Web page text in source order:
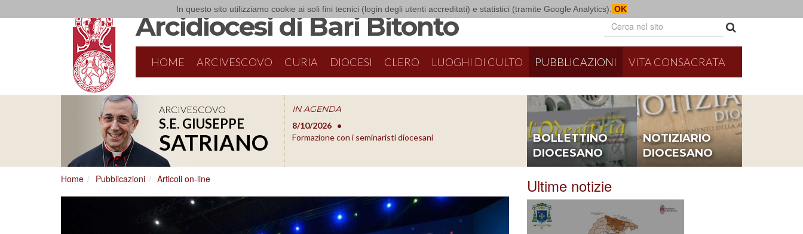
In questo sito utilizziamo cookie ai soli fini tecnici (login degli utenti accreditati) e statistici (tramite Google Analytics). OK
Arcidiocesi di Bari Bitonto
HOME ARCIVESCOVO CURIA DIOCESI CLERO LUOGHI DI CULTO PUBBLICAZIONI VITA CONSACRATA
ARCIVESCOVO
S.E. GIUSEPPE
SATRIANO
IN AGENDA
8/9/2026
Parrocchia S. Michele Arcangelo - Bari-
Palese
Messa per la festa parrocchiale
8/10/2026
Formazione con i seminaristi diocesani
8/16/2026
Parrocchia S. Rocco - Valenzano
Messa per la festa parrocchiale
8/17/2026
Conferenza Episcopale
BOLLETTINO
DIOCESANO
NOTIZIARIO
DIOCESANO
Home Pubblicazioni Articoli on-line Ultime notizie